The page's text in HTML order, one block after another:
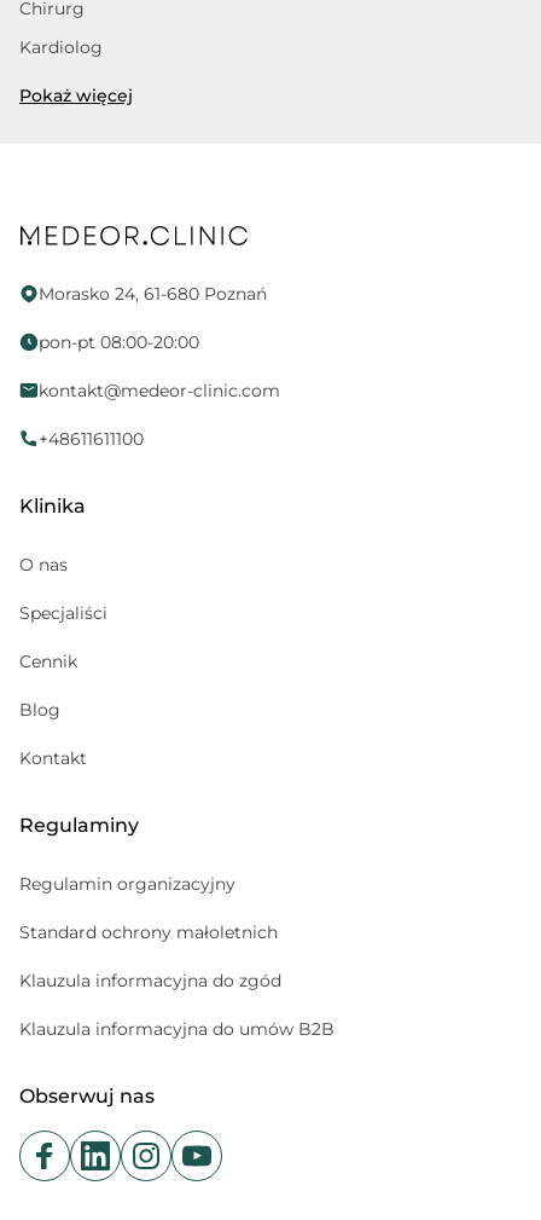
Chirurg
Kardiolog
Trycholog
Proktolog
Ortopeda
Położna
Neurologopeda
Medycyna sportowa
Pediatria
Gabinet zabiegowy
Psychoterapeuta
Pokaż więcej
Morasko 24, 61-680 Poznań
pon-pt 08:00-20:00
kontakt@medeor-clinic.com
+48611611100
Klinika
O nas
Specjaliści
Cennik
Blog
Kontakt
Regulaminy
Regulamin organizacyjny
Standard ochrony małoletnich
Klauzula informacyjna do zgód
Klauzula informacyjna do umów B2B
Obserwuj nas